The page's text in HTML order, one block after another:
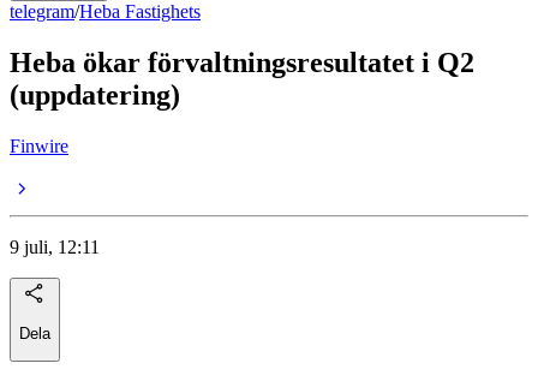
telegram/Heba Fastighets
Heba ökar förvaltningsresultatet i Q2
(uppdatering)
Finwire
9 juli, 12:11
Dela